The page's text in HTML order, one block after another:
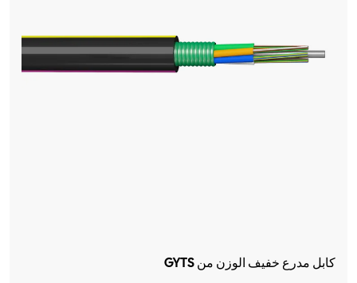
كابل مدرع خفيف الوزن من GYTS